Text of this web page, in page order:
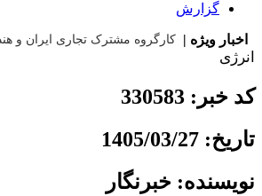
گزارش
اخبار ویژه | کارگروه مشترک تجاری ایران و
انرژی
کد خبر: 330583
تاریخ: 1405/03/27
نویسنده: خبرنگار